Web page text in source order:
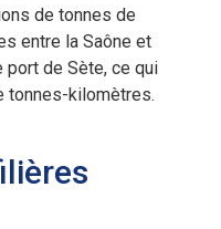
de tonnes de
entre la Saône et
port de Sète, ce qui
tonnes-kilomètres.